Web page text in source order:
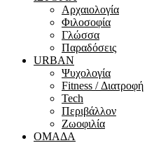
Αρχαιολογία
Φιλοσοφία
Γλώσσα
Παραδόσεις
URBAN
Ψυχολογία
Fitness / Διατροφή
Tech
Περιβάλλον
Ζωοφιλία
ΟΜΑΔΑ